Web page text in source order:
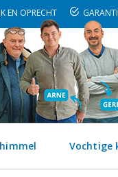
EN OPRECHT
Vochtige